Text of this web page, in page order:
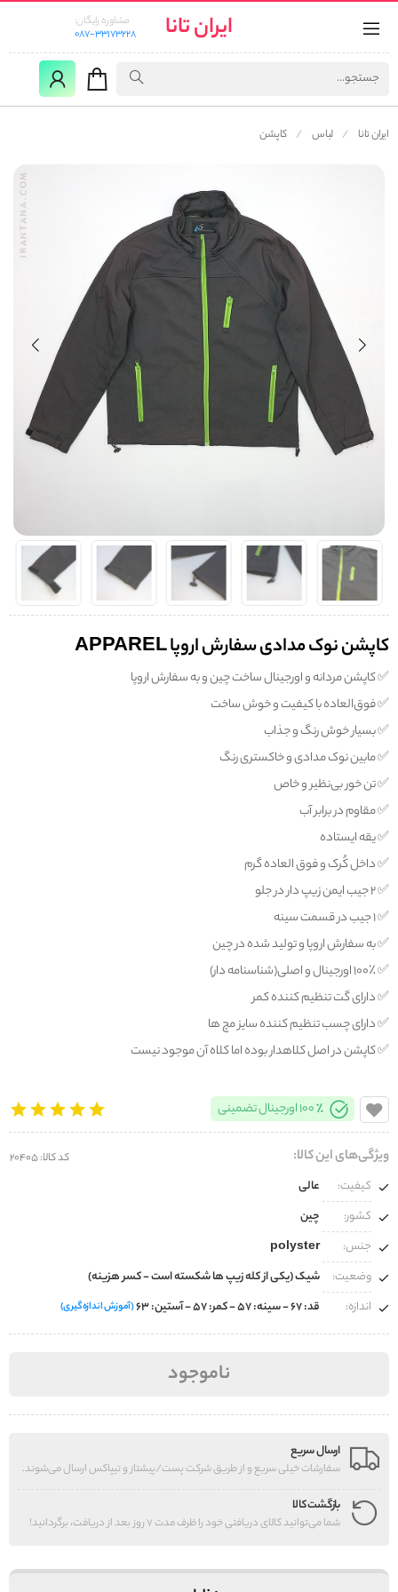
ایران تانا
مشاوره رایگان:
087-33173228
ایران تانا لباس کاپشن
کاپشن نوک مدادی سفارش اروپا APPAREL
✅️ کاپشن مردانه و اورجینال ساخت چین و به سفارش اروپا
✅️ فوق‌العاده‌ با کیفیت و خوش ساخت
✅️ بسیار خوش رنگ و جذاب
✅️ مابین نوک مدادی و خاکستری رنگ
✅️ تن خور بی‌نظیر و خاص
✅️ مقاوم در برابر آب
✅️ یقه ایستاده
✅️ داخل کُرک و فوق العاده گرم
✅️ ۲ جیب ایمن زیپ دار در جلو
✅️ 1 جیب در قسمت سینه
✅️ به سفارش اروپا و تولید شده در چین
✅️ ۱۰۰٪ اورجینال و اصلی(شناسنامه دار)
✅️ دارای گت تنظیم کننده کمر
✅️ دارای چسب تنظیم کننده سایز مچ ها
✅️ کاپشن در اصل کلاهدار بوده اما کلاه آن موجود نیست
100% اورجینال تضمینی
ویژگی‌های این کالا: کد کالا: 20405
کیفیت:
عالی
کشور:
چین
جنس:
polyster
وضعیت:
شیک (یکی از کله زیپ ها شکسته است - کسر هزینه)
اندازه:
قد: 67 - سینه: 57 - کمر: 57 - آستین: 63 (آموزش اندازه‌گیری)
ناموجود
ارسال سریع
سفارشات خیلی سریع و از طریق شرکت پست/پیشتاز و تیپاکس ارسال می‌شوند.
بازگشت کالا
شما می‌توانید کالای دریافتی خود را ظرف مدت 7 روز بعد از دریافت، برگردانید!